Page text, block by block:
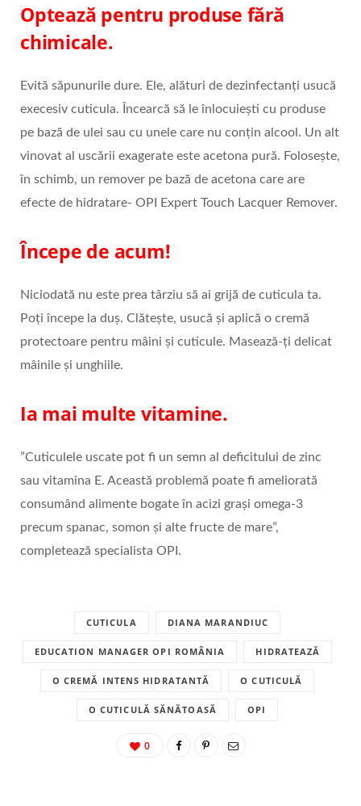
Optează pentru produse fără
chimicale.
Evită săpunurile dure. Ele, alături de dezinfectanți usucă
execesiv cuticula. Încearcă să le înlocuiești cu produse
pe bază de ulei sau cu unele care nu conțin alcool. Un alt
vinovat al uscării exagerate este acetona pură. Folosește,
în schimb, un remover pe bază de acetona care are
efecte de hidratare- OPI Expert Touch Lacquer Remover.
Începe de acum!
Niciodată nu este prea târziu să ai grijă de cuticula ta.
Poți începe la duș. Clătește, usucă și aplică o cremă
protectoare pentru mâini și cuticule. Masează-ți delicat
mâinile și unghiile.
Ia mai multe vitamine.
”Cuticulele uscate pot fi un semn al deficitului de zinc
sau vitamina E. Această problemă poate fi ameliorată
consumând alimente bogate în acizi grași omega-3
precum spanac, somon și alte fructe de mare”,
completează specialista OPI.
CUTICULA DIANA MARANDIUC
EDUCATION MANAGER OPI ROMÂNIA HIDRATEAZĂ
O CREMĂ INTENS HIDRATANTĂ O CUTICULĂ
O CUTICULĂ SĂNĂTOASĂ OPI
0